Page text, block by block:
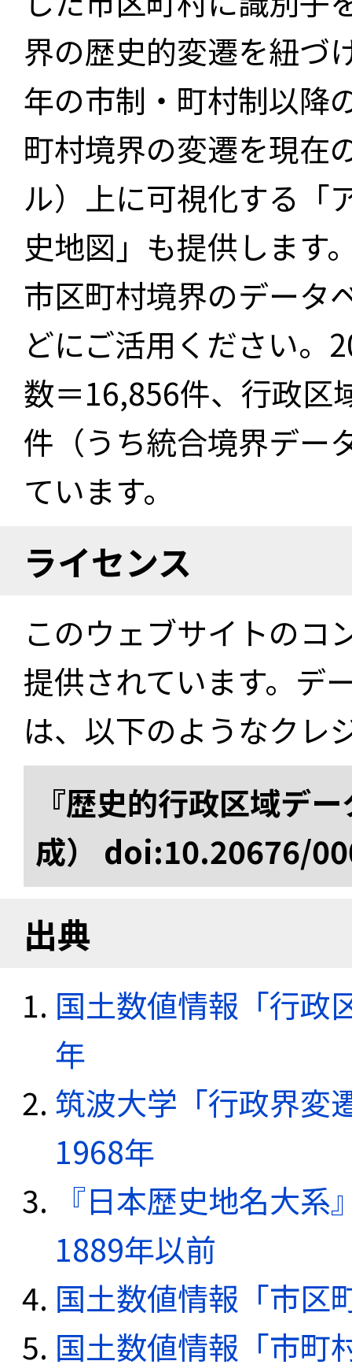
界の歴史的変遷を紐づ
年の市制・町村制以降
町村境界の変遷を現在
ル）上に可視化する「
史地図」も提供します
市区町村境界のデータ
どにご活用ください。
数＝16,856件、行政区
件（うち統合境界デー
ています。
ライセンス
このウェブサイトのコ
提供されています。デ
は、以下のようなクレ
『歴史的行政区域デ
成） doi:10.20676/
出典
国土数値情報「行政
年
筑波大学「行政界変
1968年
『日本歴史地名大
1889年以前
国土数値情報「市区
国土数値情報「市町